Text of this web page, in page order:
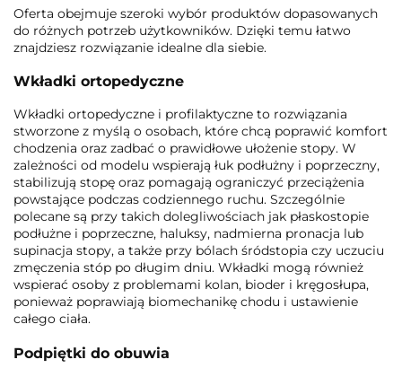
Oferta obejmuje szeroki wybór produktów dopasowanych
do różnych potrzeb użytkowników. Dzięki temu łatwo
znajdziesz rozwiązanie idealne dla siebie.
Wkładki ortopedyczne
Wkładki ortopedyczne i profilaktyczne to rozwiązania
stworzone z myślą o osobach, które chcą poprawić komfort
chodzenia oraz zadbać o prawidłowe ułożenie stopy. W
zależności od modelu wspierają łuk podłużny i poprzeczny,
stabilizują stopę oraz pomagają ograniczyć przeciążenia
powstające podczas codziennego ruchu. Szczególnie
polecane są przy takich dolegliwościach jak płaskostopie
podłużne i poprzeczne, haluksy, nadmierna pronacja lub
supinacja stopy, a także przy bólach śródstopia czy uczuciu
zmęczenia stóp po długim dniu. Wkładki mogą również
wspierać osoby z problemami kolan, bioder i kręgosłupa,
ponieważ poprawiają biomechanikę chodu i ustawienie
całego ciała.
Podpiętki do obuwia